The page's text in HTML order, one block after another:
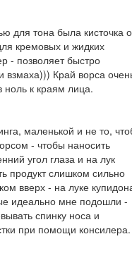
для тона была кисточка
кремовых и жидких
- позволяет быстро
взмаха))) Край ворса
ноль к краям лица.
маленькой и не то,
- чтобы наносить
угол глаза и на лук
продукт слишком сильно
вверх - на луке
идеально мне подошли -
спинку носа и
при помощи консилера.